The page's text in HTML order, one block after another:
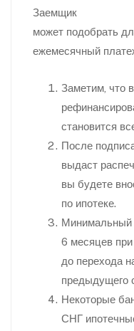
Заемщик
может подобрать
ежемесячный
Заметим, что
становится
После
выдаст
вы будете
по ипотеке.
Минимальный
6 месяцев при
до перехода
предыдущего
Некоторые
СНГ